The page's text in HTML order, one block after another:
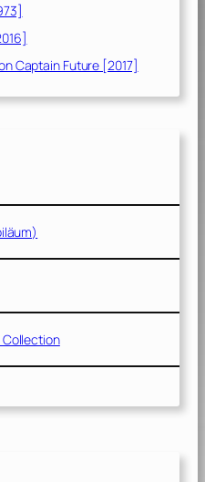
Captain Future [2017]
Collection